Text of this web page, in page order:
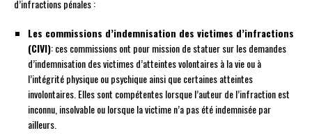
d’infractions pénales :
Les commissions d’indemnisation des victimes d’infractions
(CIVI): ces commissions ont pour mission de statuer sur les demandes
d’indemnisation des victimes d’atteintes volontaires à la vie ou à
l’intégrité physique ou psychique ainsi que certaines atteintes
involontaires. Elles sont compétentes lorsque l’auteur de l’infraction est
inconnu, insolvable ou lorsque la victime n’a pas été indemnisée par
ailleurs.